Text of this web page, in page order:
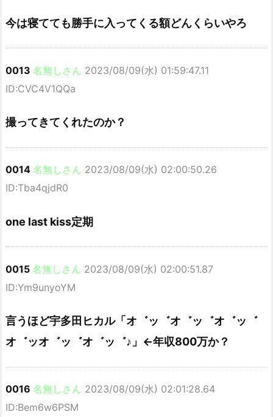
今は寝てても勝手に入ってくる額どんくらいやろ
0013 名無しさん 2023/08/09(水) 01:59:47.11
ID:CVC4V1QQa
撮ってきてくれたのか？
0014 名無しさん 2023/08/09(水) 02:00:50.26
ID:Tba4qjdR0
one last kiss定期
0015 名無しさん 2023/08/09(水) 02:00:51.87
ID:Ym9unyoYM
言うほど宇多田ヒカル「オ゛ッ゛オ゛ッ゛オ゛ッ゛
オ゛ッオ゛ッ゛オ゛ッ゛♪」←年収800万か？
0016 名無しさん 2023/08/09(水) 02:01:28.64
ID:Bem6w6PSM